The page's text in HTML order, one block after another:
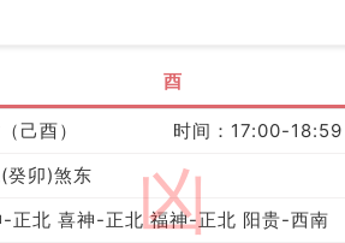
酉
凶
己酉）
时间：17:00-18:59
癸卯)煞东
-正北 喜神-正北 福神-正北 阳贵-西南